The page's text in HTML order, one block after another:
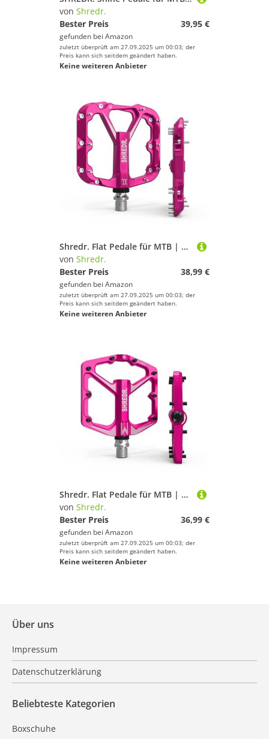
von Shredr.
Bester Preis
39,95 €
gefunden bei Amazon
zuletzt überprüft am 27.09.2025 um 00:03; der
Preis kann sich seitdem geändert haben.
Keine weiteren Anbieter
Shredr. Flat Pedale für MTB | Superleichte Flatpedals fürs Mountainbike | In 2 Größen und 9 Farben | Nur 320 Gramm (pink, XL)
von Shredr.
Bester Preis
38,99 €
gefunden bei Amazon
zuletzt überprüft am 27.09.2025 um 00:03; der
Preis kann sich seitdem geändert haben.
Keine weiteren Anbieter
Shredr. Flat Pedale für MTB | Superleichte Flatpedals fürs Mountainbike | In 2 Größen und 9 Farben | Nur 320 Gramm (pink, M)
von Shredr.
Bester Preis
36,99 €
gefunden bei Amazon
zuletzt überprüft am 27.09.2025 um 00:03; der
Preis kann sich seitdem geändert haben.
Keine weiteren Anbieter
Über uns
Impressum
Datenschutzerklärung
Beliebteste Kategorien
Boxschuhe